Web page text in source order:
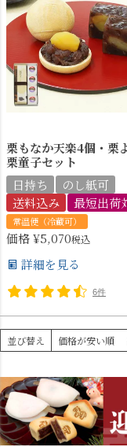
栗もなか天楽4個・栗
栗童子セット
日持ち
のし紙可
送料込み
最短出荷
常温便（冷蔵可）
価格¥5,070税込
詳細を見る
6件
並び替え 価格が安い順